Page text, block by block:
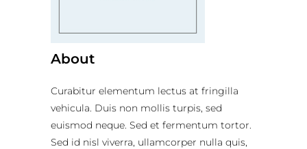
About
Curabitur elementum lectus at fringilla
vehicula. Duis non mollis turpis, sed
euismod neque. Sed et fermentum tortor.
Sed id nisl viverra, ullamcorper nulla quis,